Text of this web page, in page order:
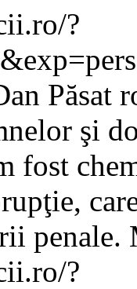
?
Păsat
şi
fost
penale.
?